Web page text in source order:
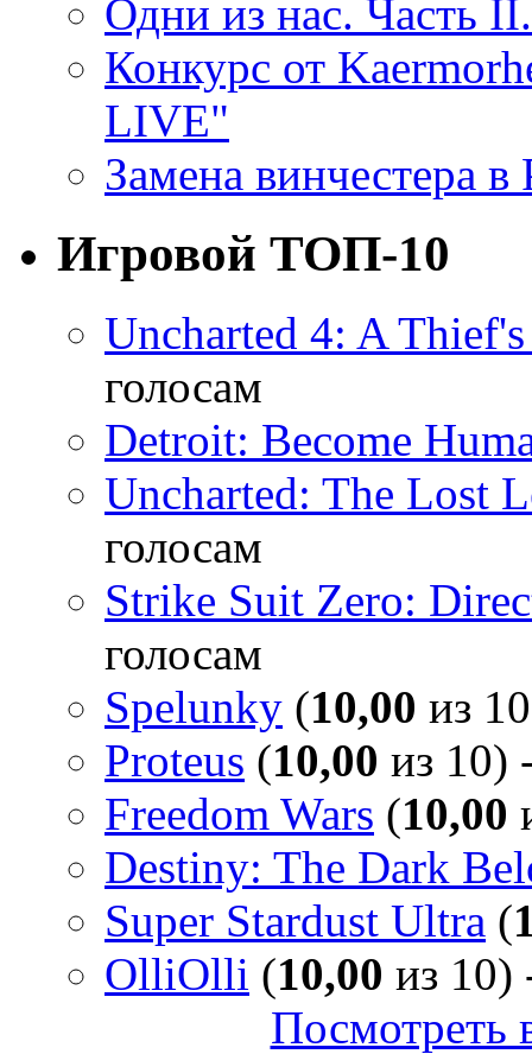
Одни из нас. Часть
Конкурс от
LIVE"
Замена винчестера
Игровой ТОП-10
Uncharted 4: A
голосам
Detroit: Become
Uncharted: The Lost
голосам
Strike Suit Zero:
голосам
Spelunky (10,00 из
Proteus (10,00 из 10)
Freedom Wars (10,00
Destiny: The Dark
Super Stardust Ultra (
OlliOlli (10,00 из 10)
Посмотреть